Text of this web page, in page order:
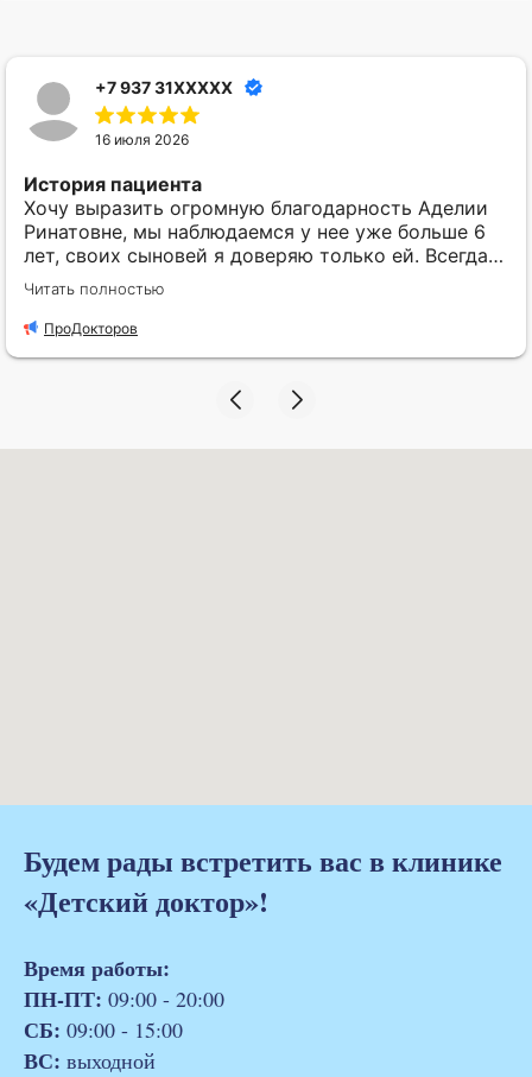
+7 937 31XXXXX
16 июля 2026
История пациента
Хочу выразить огромную благодарность Аделии
Ринатовне, мы наблюдаемся у нее уже больше 6
лет, своих сыновей я доверяю только ей. Всегда
очень качественный прием, никакой спешки,
доскональный осмотр ребенка, все подробно
объяснит, а самое ценное для меня, я знаю, если
огромное за ваш профессионализм и поддержку!
Понравилось
Читать полностью
ПроДокторов
Будем рады встретить вас в клинике
«Детский доктор»!
Время работы:
ПН-ПТ: 09:00 - 20:00
СБ: 09:00 - 15:00
ВС: выходной